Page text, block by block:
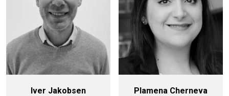
Iver Jakobsen
Plamena Cherneva